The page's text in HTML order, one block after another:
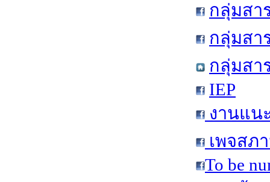
กลุ่มสา
กลุ่มสา
กลุ่มสา
IEP
งานแน
เพจสภ
To be